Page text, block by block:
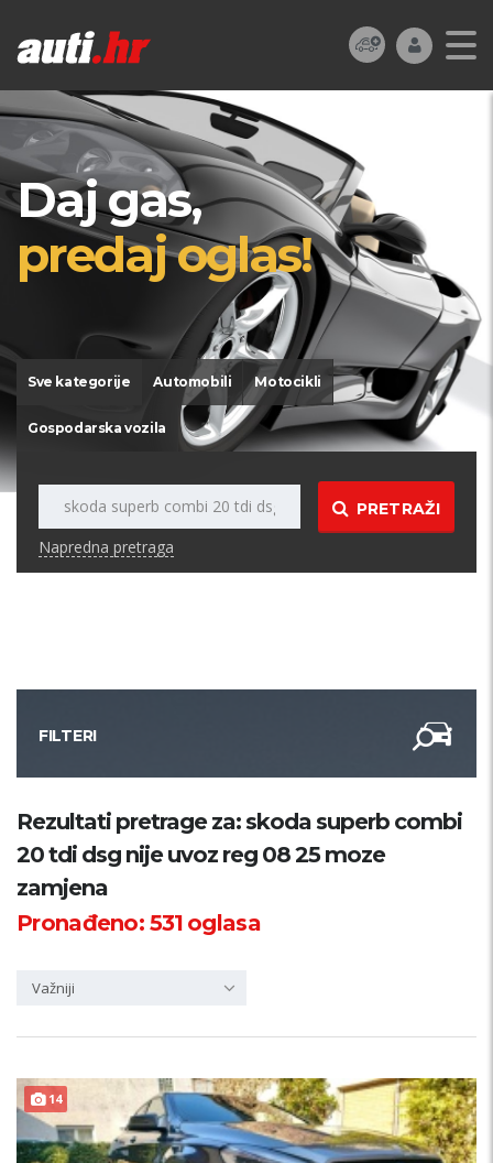
Daj gas,
predaj oglas!
Sve kategorije Automobili Motocikli
Gospodarska vozila
PRETRAŽI
Napredna pretraga
FILTERI
Kategorija
Samo sa slikom
Rezultati pretrage za: skoda superb combi
20 tdi dsg nije uvoz reg 08 25 moze
zamjena
Pronađeno:531oglasa
Važniji
14